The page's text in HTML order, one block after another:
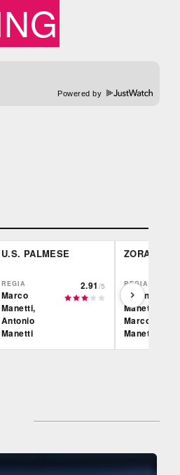
Powered by
U.S. PALMESE
REGIA
Marco
Manetti,
Antonio
Manetti
2.91 /5
ZORA LA
REGIA
Antonio
Manetti,
Marco
Manetti